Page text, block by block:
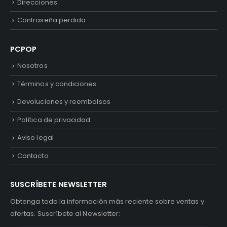
Direcciones
Contraseña perdida
PCPOP
Nosotros
Términos y condiciones
Devoluciones y reembolsos
Política de privacidad
Aviso legal
Contacto
SUSCRÍBETE NEWSLETTER
Obtenga toda la información más reciente sobre ventas y
ofertas. Suscríbete al Newsletter: